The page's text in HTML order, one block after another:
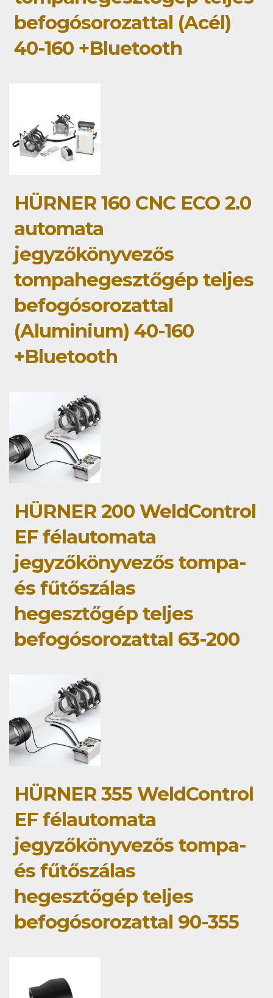
befogósorozattal (Acél)
40-160 +Bluetooth
HÜRNER 160 CNC ECO 2.0
automata
jegyzőkönyvezős
tompahegesztőgép teljes
befogósorozattal
(Aluminium) 40-160
+Bluetooth
HÜRNER 200 WeldControl
EF félautomata
jegyzőkönyvezős tompa-
és fűtőszálas
hegesztőgép teljes
befogósorozattal 63-200
HÜRNER 355 WeldControl
EF félautomata
jegyzőkönyvezős tompa-
és fűtőszálas
hegesztőgép teljes
befogósorozattal 90-355